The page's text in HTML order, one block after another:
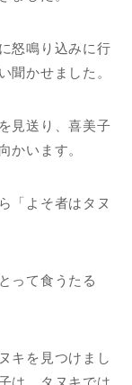
怒鳴り込みに行
聞かせました。
見送り、喜美子
かいます。
「よそ者はタヌ
って食うたる
キを見つけまし